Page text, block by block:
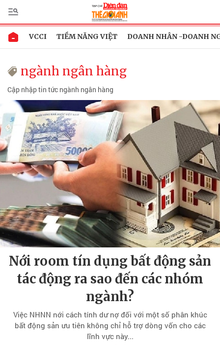
VCCI TIỀM NĂNG VIỆT DOANH NHÂN -DOANH
ngành ngân hàng
Cập nhập tin tức ngành ngân hàng
Nới room tín dụng bất động sản
tác động ra sao đến các nhóm
ngành?
Việc NHNN nới cách tính dư nợ đối với một số phân khúc
bất động sản ưu tiên không chỉ hỗ trợ dòng vốn cho các
lĩnh vực này...